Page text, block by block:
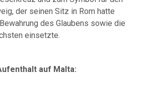
der seinen Sitz in Rom hatte
des Glaubens sowie die
einsetzte.
auf Malta: